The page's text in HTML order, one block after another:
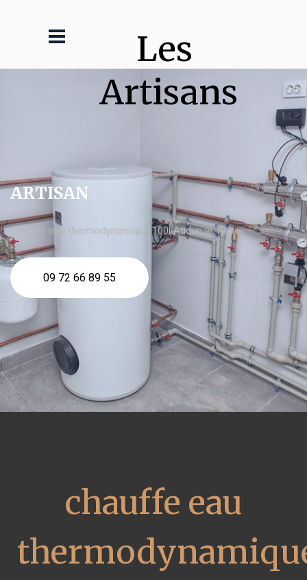
Les
Artisans
ARTISAN
chauffe eau thermodynamique 100l Audun le Tiche
09 72 66 89 55
chauffe eau